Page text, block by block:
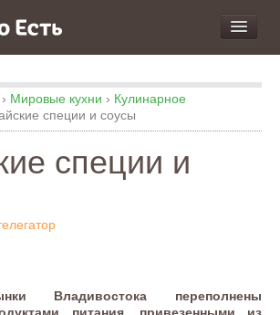
› Мировые кухни › Кулинарное
специи и соусы
специи и
Владивостока переполнены